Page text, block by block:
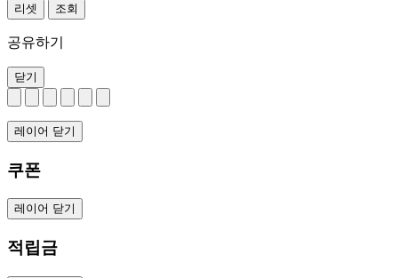
리셋
조회
공유하기
닫기
레이어 닫기
쿠폰
레이어 닫기
적립금